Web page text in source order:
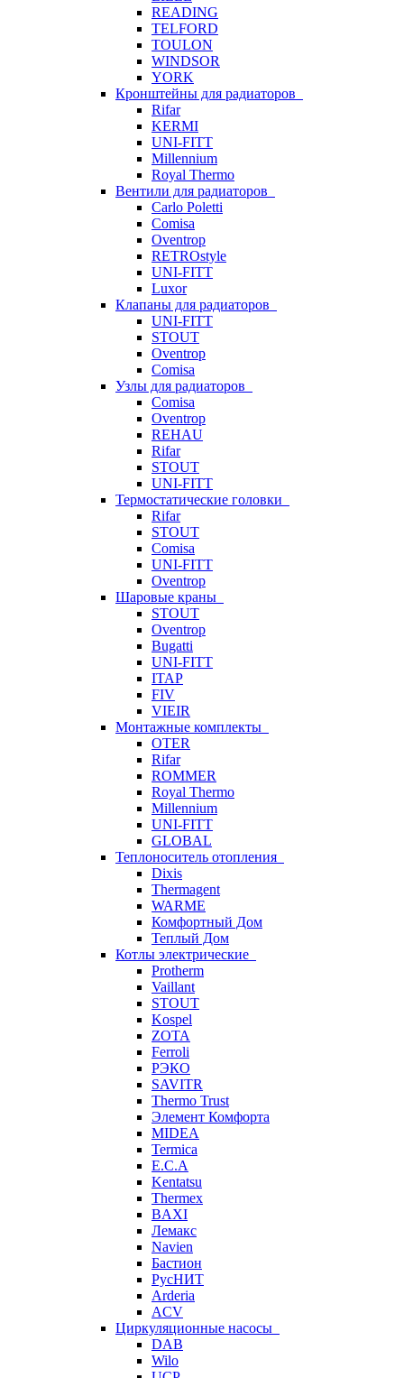
READING
TELFORD
TOULON
WINDSOR
YORK
Кронштейны для радиаторов
Rifar
KERMI
UNI-FITT
Millennium
Royal Thermo
Вентили для радиаторов
Carlo Poletti
Comisa
Oventrop
RETROstyle
UNI-FITT
Luxor
Клапаны для радиаторов
UNI-FITT
STOUT
Oventrop
Comisa
Узлы для радиаторов
Comisa
Oventrop
REHAU
Rifar
STOUT
UNI-FITT
Термостатические головки
Rifar
STOUT
Comisa
UNI-FITT
Oventrop
Шаровые краны
STOUT
Oventrop
Bugatti
UNI-FITT
ITAP
FIV
VIEIR
Монтажные комплекты
OTER
Rifar
ROMMER
Royal Thermo
Millennium
UNI-FITT
GLOBAL
Теплоноситель отопления
Dixis
Thermagent
WARME
Комфортный Дом
Теплый Дом
Котлы электрические
Protherm
Vaillant
STOUT
Kospel
ZOTA
Ferroli
РЭКО
SAVITR
Thermo Trust
Элемент Комфорта
MIDEA
Termica
E.C.A
Kentatsu
Thermex
BAXI
Лемакс
Navien
Бастион
РусНИТ
Arderia
ACV
Циркуляционные насосы
DAB
Wilo